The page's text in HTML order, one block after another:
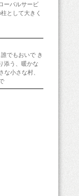
ーバルサービ
として大きく
でもおいで き
添う、暖かな
な小さな村、